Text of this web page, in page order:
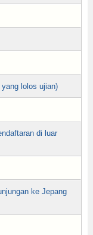
lolos ujian)
di luar
ke Jepang